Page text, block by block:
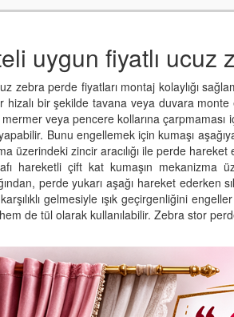
uygun fiyatlı ucuz
zebra perde fiyatları montaj kolaylığı
hizalı bir şekilde tavana veya duvara
veya pencere kollarına çarpmaması
Bunu engellemek için kumaşı
üzerindeki zincir aracılığı ile perde
hareketli çift kat kumaşın mekanizma
perde yukarı aşağı hareket ederken
gelmesiyle ışık geçirgenliğini
de tül olarak kullanılabilir. Zebra stor